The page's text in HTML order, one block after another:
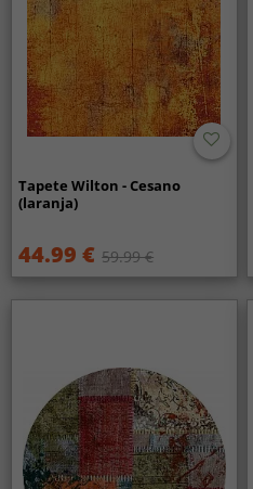
Tapete Wilton - Cesano
(laranja)
44.99 € 59.99 €